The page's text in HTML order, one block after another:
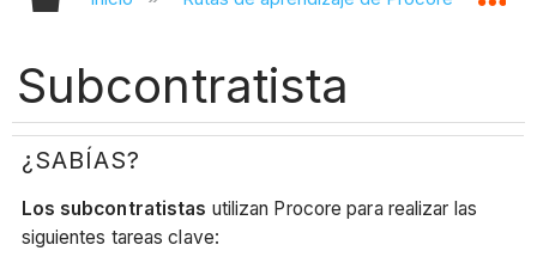
Subcontratista
¿SABÍAS?
Los subcontratistas utilizan Procore para realizar las
siguientes tareas clave: